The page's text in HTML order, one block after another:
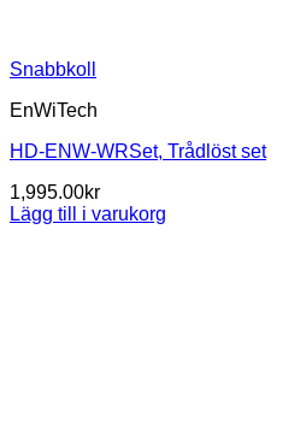
Snabbkoll
EnWiTech
HD-ENW-WRSet, Trådlöst set
1,995.00kr
Lägg till i varukorg